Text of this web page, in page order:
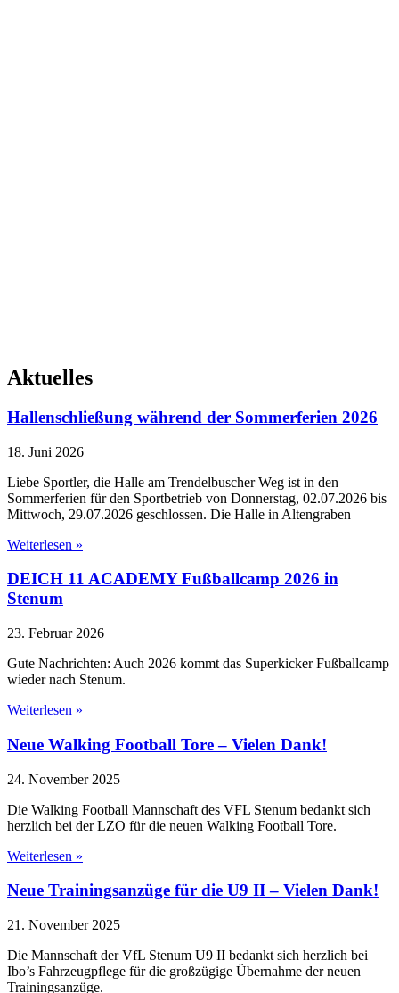
Aktuelles
Hallenschließung während der Sommerferien 2026
18. Juni 2026
Liebe Sportler, die Halle am Trendelbuscher Weg ist in den
Sommerferien für den Sportbetrieb von Donnerstag, 02.07.2026 bis
Mittwoch, 29.07.2026 geschlossen. Die Halle in Altengraben
Weiterlesen »
DEICH 11 ACADEMY Fußballcamp 2026 in
Stenum
23. Februar 2026
Gute Nachrichten: Auch 2026 kommt das Superkicker Fußballcamp
wieder nach Stenum.
Weiterlesen »
Neue Walking Football Tore – Vielen Dank!
24. November 2025
Die Walking Football Mannschaft des VFL Stenum bedankt sich
herzlich bei der LZO für die neuen Walking Football Tore.
Weiterlesen »
Neue Trainingsanzüge für die U9 II – Vielen Dank!
21. November 2025
Die Mannschaft der VfL Stenum U9 II bedankt sich herzlich bei
Ibo’s Fahrzeugpflege für die großzügige Übernahme der neuen
Trainingsanzüge.